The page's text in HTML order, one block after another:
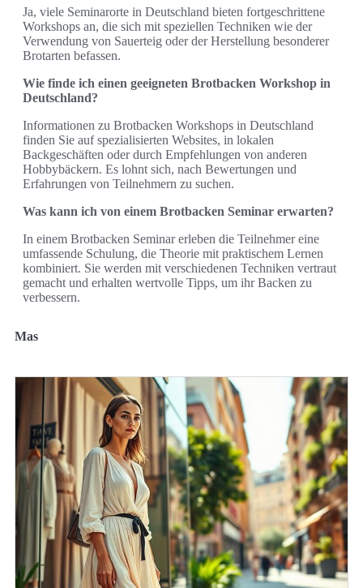
Ja, viele Seminarorte in Deutschland bieten fortgeschrittene
Workshops an, die sich mit speziellen Techniken wie der
Verwendung von Sauerteig oder der Herstellung besonderer
Brotarten befassen.
Wie finde ich einen geeigneten Brotbacken Workshop in
Deutschland?
Informationen zu Brotbacken Workshops in Deutschland
finden Sie auf spezialisierten Websites, in lokalen
Backgeschäften oder durch Empfehlungen von anderen
Hobbybäckern. Es lohnt sich, nach Bewertungen und
Erfahrungen von Teilnehmern zu suchen.
Was kann ich von einem Brotbacken Seminar erwarten?
In einem Brotbacken Seminar erleben die Teilnehmer eine
umfassende Schulung, die Theorie mit praktischem Lernen
kombiniert. Sie werden mit verschiedenen Techniken vertraut
gemacht und erhalten wertvolle Tipps, um ihr Backen zu
verbessern.
Mas